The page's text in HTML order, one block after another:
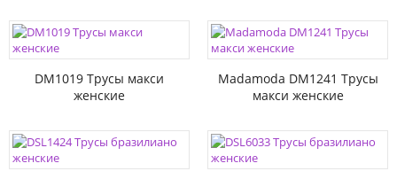
DM1019 Трусы макси
женские
Madamoda DM1241 Трусы
макси женские